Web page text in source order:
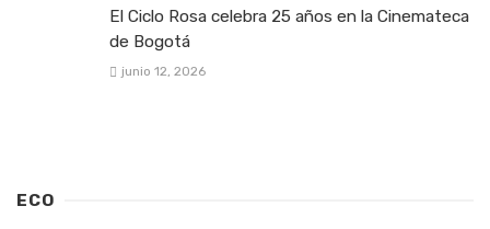
El Ciclo Rosa celebra 25 años en la Cinemateca
de Bogotá
junio 12, 2026
ECO